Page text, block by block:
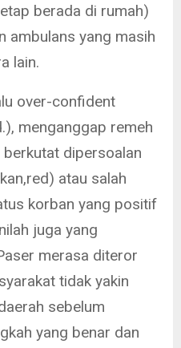
berada di rumah)
ambulans yang masih
lain.
over-confident
menganggap remeh
dipersoalan
atau salah
korban yang positif
juga yang
merasa diteror
tidak yakin
sebelum
yang benar dan